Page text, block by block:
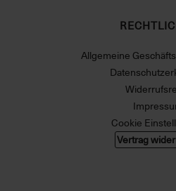
Allgemeine
Cookie
Vertrag